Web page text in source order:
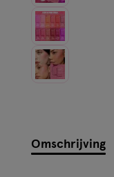
Omschrijving